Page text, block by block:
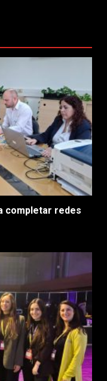
completar redes